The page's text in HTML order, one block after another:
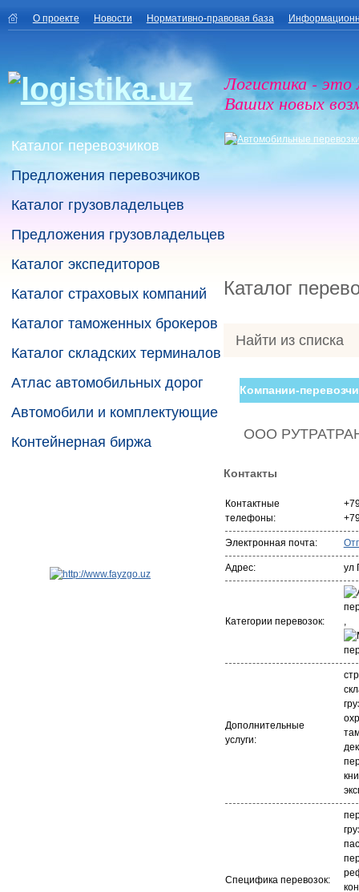
О проекте Новости Нормативно-правовая база
Логистика - это
Ваших новых
Каталог перевозчиков
Предложения перевозчиков
Каталог грузовладельцев
Предложения грузовладельцев
Каталог экспедиторов
Каталог страховых компаний
Каталог таможенных брокеров
Каталог складских терминалов
Атлас автомобильных дорог
Автомобили и комплектующие
Контейнерная биржа
Каталог
Найти из списка
Компании-
ООО
Контакты
Контактные
телефоны:
Электронная почта:
Адрес: ул
Категории перевозок: ,
Дополнительные
услуги:
Специфика перевозок: